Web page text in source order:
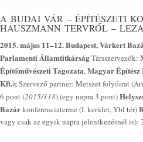
A BUDAI VÁR – ÉPÍTÉSZETI
HAUSZMANN TERVRŐL –
2015. május 11–12. Budapest, Várkert
Parlamenti ÁllamtitkárságTársszervezők:
Építőművészeti Tagozata,Magyar
Kft.);Szervező partner: Metszet folyóirat
6 pont (2015/118) (egy napra 3 pont)
Bazárkonferenciaterme (I. kerület, Ybl tér)
vagy csak az egyik napra jelentkezésnél is):